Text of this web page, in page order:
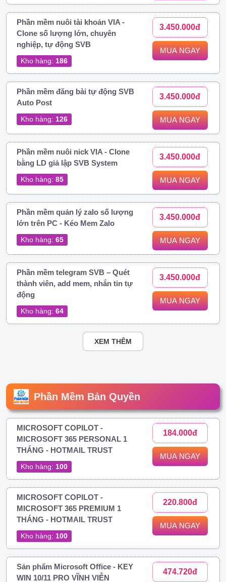
Phần mềm nuôi tài khoản VIA -
Clone số lượng lớn, chuyên
nghiệp, tự động SVB
Kho hàng: 186
3.450.000đ
MUA NGAY
Phần mềm đăng bài tự động SVB
Auto Post
Kho hàng: 126
3.450.000đ
MUA NGAY
Phần mềm nuôi nick VIA - Clone
bằng LD giả lập SVB System
Kho hàng: 85
3.450.000đ
MUA NGAY
Phần mềm quản lý zalo số lượng
lớn trên PC - Kéo Mem Zalo
Kho hàng: 65
3.450.000đ
MUA NGAY
Phần mềm telegram SVB – Quét
thành viên, add mem, nhắn tin tự
động
Kho hàng: 64
3.450.000đ
MUA NGAY
XEM THÊM
Phần Mềm Bản Quyền
MICROSOFT COPILOT -
MICROSOFT 365 PERSONAL 1
THÁNG - HOTMAIL TRUST
Kho hàng: 100
184.000đ
MUA NGAY
MICROSOFT COPILOT -
MICROSOFT 365 PREMIUM 1
THÁNG - HOTMAIL TRUST
Kho hàng: 100
220.800đ
MUA NGAY
Sản phẩm Microsoft Office - KEY
WIN 10/11 PRO VĨNH VIỄN
474.720đ